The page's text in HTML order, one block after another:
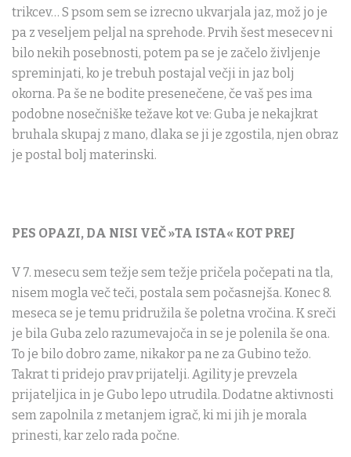
trikcev… S psom sem se izrecno ukvarjala jaz, mož jo je
pa z veseljem peljal na sprehode. Prvih šest mesecev ni
bilo nekih posebnosti, potem pa se je začelo življenje
spreminjati, ko je trebuh postajal večji in jaz bolj
okorna. Pa še ne bodite presenečene, če vaš pes ima
podobne nosečniške težave kot ve: Guba je nekajkrat
bruhala skupaj z mano, dlaka se ji je zgostila, njen obraz
je postal bolj materinski.
PES OPAZI, DA NISI VEČ »TA ISTA« KOT PREJ
V 7. mesecu sem težje sem težje pričela počepati na tla,
nisem mogla več teči, postala sem počasnejša. Konec 8.
meseca se je temu pridružila še poletna vročina. K sreči
je bila Guba zelo razumevajoča in se je polenila še ona.
To je bilo dobro zame, nikakor pa ne za Gubino težo.
Takrat ti pridejo prav prijatelji. Agility je prevzela
prijateljica in je Gubo lepo utrudila. Dodatne aktivnosti
sem zapolnila z metanjem igrač, ki mi jih je morala
prinesti, kar zelo rada počne.